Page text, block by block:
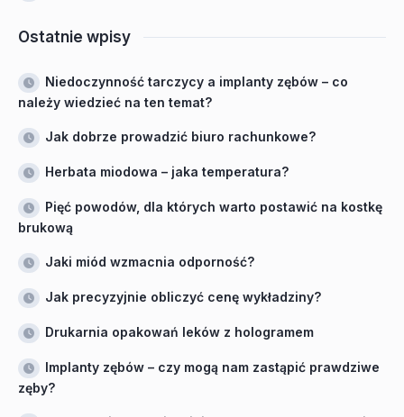
Ostatnie wpisy
Niedoczynność tarczycy a implanty zębów – co
należy wiedzieć na ten temat?
Jak dobrze prowadzić biuro rachunkowe?
Herbata miodowa – jaka temperatura?
Pięć powodów, dla których warto postawić na kostkę
brukową
Jaki miód wzmacnia odporność?
Jak precyzyjnie obliczyć cenę wykładziny?
Drukarnia opakowań leków z hologramem
Implanty zębów – czy mogą nam zastąpić prawdziwe
zęby?